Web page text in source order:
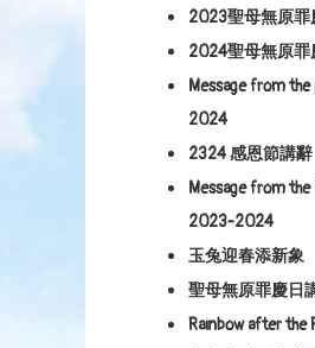
2023聖母無原罪
2024聖母無原罪
Message from the
2024
2324 感恩節講辭
Message from the
2023-2024
玉兔迎春添新象
聖母無原罪慶日
Rainbow after the